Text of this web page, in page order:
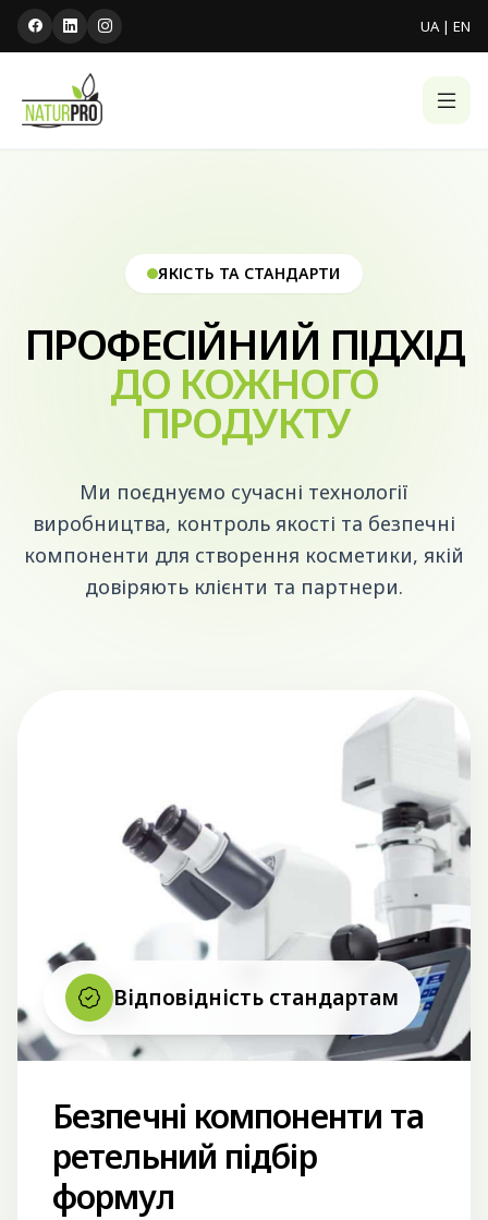
UA | EN
ЯКІСТЬ ТА СТАНДАРТИ
ПРОФЕСІЙНИЙ ПІДХІД
ДО КОЖНОГО
ПРОДУКТУ
Ми поєднуємо сучасні технології
виробництва, контроль якості та безпечні
компоненти для створення косметики, якій
довіряють клієнти та партнери.
Відповідність стандартам
Безпечні компоненти та
ретельний підбір
формул